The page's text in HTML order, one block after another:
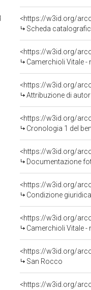
<https://w3id.org/
Scheda
<https://w3id.org/
Camerchioli Vitale -
<https://w3id.org/
Attribuzione di
<https://w3id.org/
Cronologia 1 del
Documentazione
Condizione
<https://w3id.org/
Camerchioli Vitale -
<https://w3id.org/
San Rocco
<https://w3id.org/